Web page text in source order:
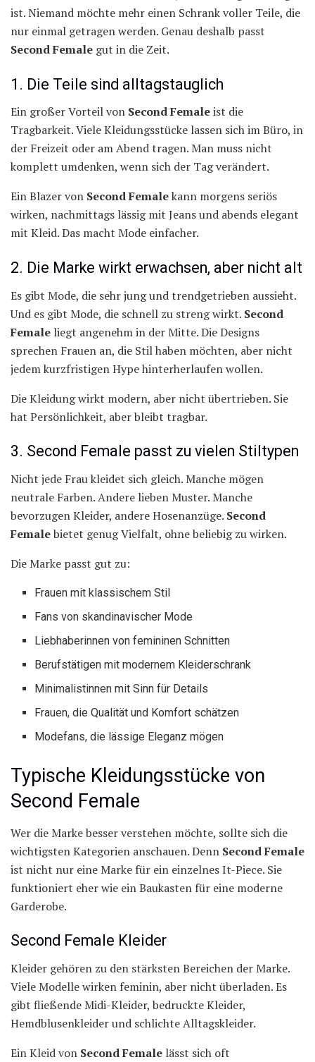
ist. Niemand möchte mehr einen Schrank voller Teile, die
nur einmal getragen werden. Genau deshalb passt
Second Female gut in die Zeit.
1. Die Teile sind alltagstauglich
Ein großer Vorteil von Second Femaleist die
Tragbarkeit. Viele Kleidungsstücke lassen sich im Büro, in
der Freizeit oder am Abend tragen. Man muss nicht
komplett umdenken, wenn sich der Tag verändert.
Ein Blazer von Second Femalekann morgens seriös
wirken, nachmittags lässig mit Jeans und abends elegant
mit Kleid. Das macht Mode einfacher.
2. Die Marke wirkt erwachsen, aber nicht alt
Es gibt Mode, die sehr jung und trendgetrieben aussieht.
Und es gibt Mode, die schnell zu streng wirkt. Second
Female liegt angenehm in der Mitte. Die Designs
sprechen Frauen an, die Stil haben möchten, aber nicht
jedem kurzfristigen Hype hinterherlaufen wollen.
Die Kleidung wirkt modern, aber nicht übertrieben. Sie
hat Persönlichkeit, aber bleibt tragbar.
3. Second Female passt zu vielen Stiltypen
Nicht jede Frau kleidet sich gleich. Manche mögen
neutrale Farben. Andere lieben Muster. Manche
bevorzugen Kleider, andere Hosenanzüge. Second
Femalebietet genug Vielfalt, ohne beliebig zu wirken.
Die Marke passt gut zu:
Frauen mit klassischem Stil
Fans von skandinavischer Mode
Liebhaberinnen von femininen Schnitten
Berufstätigen mit modernem Kleiderschrank
Minimalistinnen mit Sinn für Details
Frauen, die Qualität und Komfort schätzen
Modefans, die lässige Eleganz mögen
Typische Kleidungsstücke von
Second Female
Wer die Marke besser verstehen möchte, sollte sich die
wichtigsten Kategorien anschauen. Denn Second Female
ist nicht nur eine Marke für ein einzelnes It-Piece. Sie
funktioniert eher wie ein Baukasten für eine moderne
Garderobe.
Second Female Kleider
Kleider gehören zu den stärksten Bereichen der Marke.
Viele Modelle wirken feminin, aber nicht überladen. Es
gibt fließende Midi-Kleider, bedruckte Kleider,
Hemdblusenkleider und schlichte Alltagskleider.
Ein Kleid von Second Female lässt sich oft